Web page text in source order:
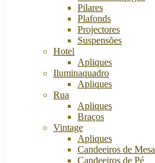
Pilares
Plafonds
Projectores
Suspensões
Hotel
Apliques
Iluminaquadro
Apliques
Rua
Apliques
Braços
Vintage
Apliques
Candeeiros de Mesa
Candeeiros de Pé